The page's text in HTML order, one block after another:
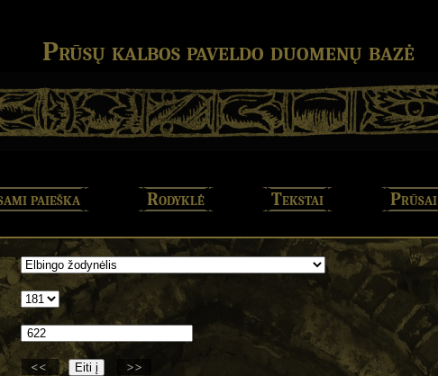
Prūsų kalbos paveldo duomenų bazė
paieška Rodyklė Tekstai Prūsai
<< >>